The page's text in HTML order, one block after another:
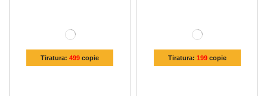
Tiratura:499 copie Tiratura: 199copie